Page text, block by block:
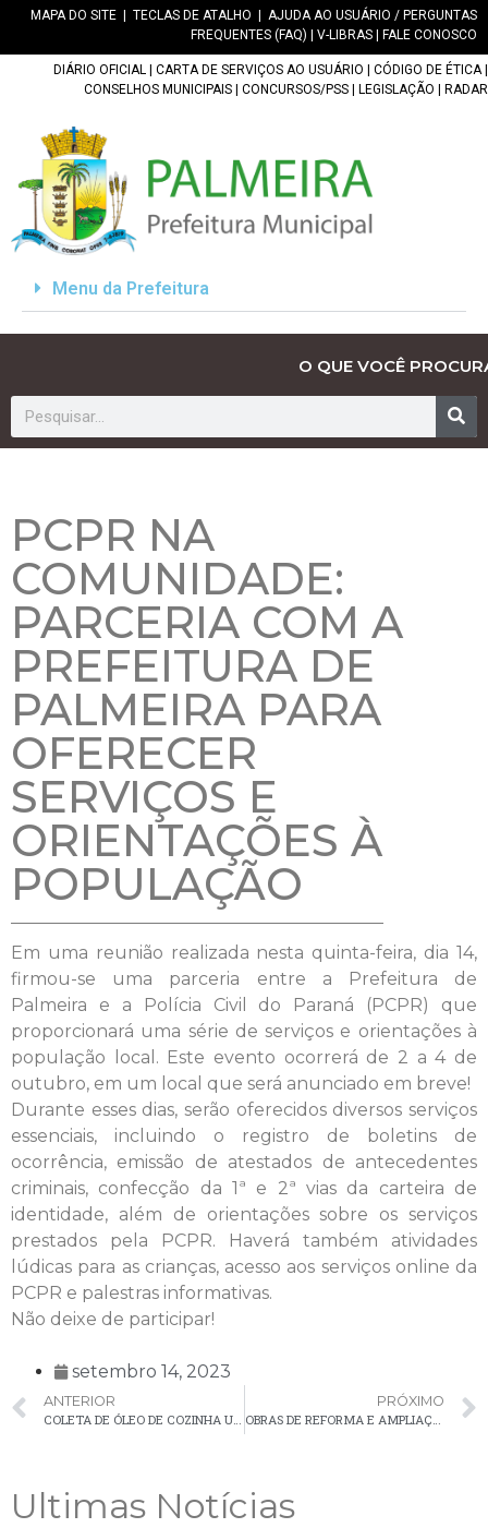
MAPA DO SITE TECLAS DE ATALHO
AJUDA AO USUÁRIO / PERGUNTAS
FREQUENTES (FAQ)
V-LIBRAS FALE CONOSCO
DIÁRIO OFICIAL CARTA DE SERVIÇOS AO USUÁRIO CÓDIGO DE ÉTICA|
CONSELHOS MUNICIPAIS
CONCURSOS/PSS LEGISLAÇÃO RADAR
Menu da Prefeitura
O QUE VOCÊ
PCPR NA
COMUNIDADE:
PARCERIA COM A
PREFEITURA DE
PALMEIRA PARA
OFERECER
SERVIÇOS E
ORIENTAÇÕES À
POPULAÇÃO
Em uma reunião realizada nesta quinta-feira, dia 14,
firmou-se uma parceria entre a Prefeitura de
Palmeira e a Polícia Civil do Paraná (PCPR) que
proporcionará uma série de serviços e orientações à
população local. Este evento ocorrerá de 2 a 4 de
outubro, em um local que será anunciado em breve!
Durante esses dias, serão oferecidos diversos serviços
essenciais, incluindo o registro de boletins de
ocorrência, emissão de atestados de antecedentes
criminais, confecção da 1ª e 2ª vias da carteira de
identidade, além de orientações sobre os serviços
prestados pela PCPR. Haverá também atividades
lúdicas para as crianças, acesso aos serviços online da
PCPR e palestras informativas.
Não deixe de participar!
setembro 14, 2023
ANTERIOR
PRÓXIMO
Ultimas Notícias